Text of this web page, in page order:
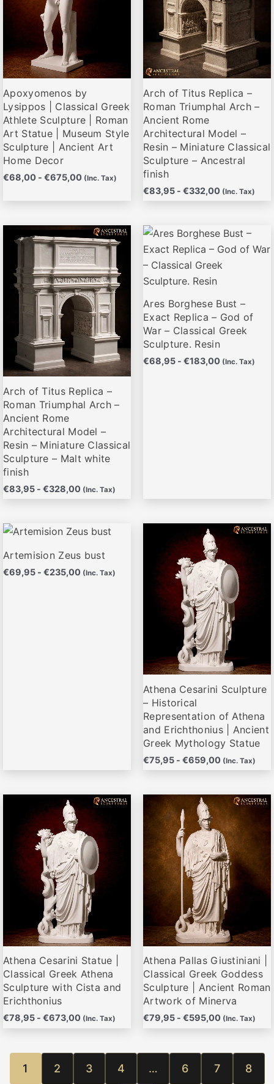
Apoxyomenos by
Lysippos | Classical Greek
Athlete Sculpture | Roman
Art Statue | Museum Style
Sculpture | Ancient Art
Home Decor
€68,00 - €675,00 (Inc. Tax)
opciones
pueden
elegir
en
la
página
de
producto
Arch of Titus Replica –
Roman Triumphal Arch –
Ancient Rome
Architectural Model –
Resin – Miniature Classical
Sculpture – Ancestral
finish
€83,95 - €332,00 (Inc. Tax)
opciones
se
pueden
elegir
en
la
página
de
producto
Arch of Titus Replica –
Roman Triumphal Arch –
Ancient Rome
Architectural Model –
Resin – Miniature Classical
Sculpture – Malt white
finish
€83,95 - €328,00
Rango
de
precios:
desde
€83,95
hasta
€328,00
(Inc. Tax)
producto
múltiples
variantes.
pueden
elegir
en
la
página
de
producto
Ares Borghese Bust –
Exact Replica – God of
War – Classical Greek
Sculpture. Resin
€68,95 - €183,00
Rango
precios:
desde
(Inc. Tax)
Este
producto
tiene
múltiples
Las
opciones
se
pueden
Artemision Zeus bust
€69,95 - €235,00
Rango
de
precios:
desde
€69,95
(Inc. Tax)
Este
tiene
múltiples
Athena Cesarini Sculpture
– Historical
Representation of Athena
and Erichthonius | Ancient
Greek Mythology Statue
€75,95 - €659,00
Rango
de
precios:
desde
€75,95
hasta
€659,00
(Inc. Tax)
producto
tiene
múltiples
variantes.
opciones
pueden
elegir
en
la
página
de
producto
Athena Cesarini Statue |
Classical Greek Athena
Sculpture with Cista and
Erichthonius
€78,95 - €673,00
Rango
de
precios:
desde
€78,95
hasta
€673,00
(Inc. Tax)
producto
tiene
múltiples
variantes.
opciones
pueden
elegir
en
la
página
producto
Athena Pallas Giustiniani |
Classical Greek Goddess
Sculpture | Ancient Roman
Artwork of Minerva
€79,95 - €595,00
Rango
de
precios:
desde
€79,95
hasta
€595,00
(Inc. Tax)
Este
producto
tiene
múltiples
variantes.
opciones
pueden
elegir
en
la
página
producto
1 2 3 4 … 6 7 8